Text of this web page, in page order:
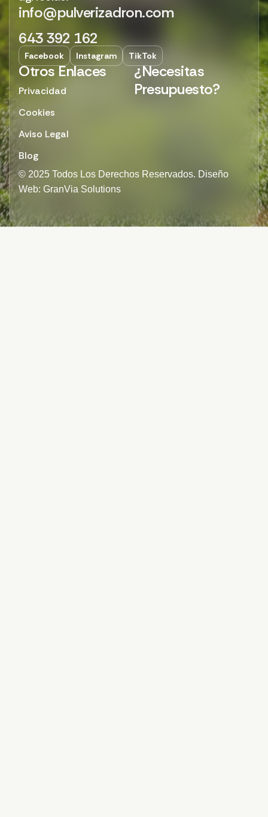
info@pulverizadron.com
643 392 162
Facebook Instagram TikTok
Otros Enlaces
Privacidad
Cookies
Aviso Legal
Blog
¿Necesitas
Presupuesto?
© 2025 Todos Los Derechos Reservados. Diseño
Web: GranVia Solutions